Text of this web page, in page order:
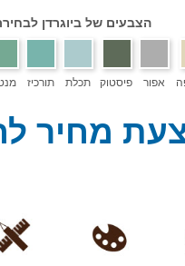
הצבעים של ביוגרדן
אפור פיסטוק תכלת תורכיז
מחיר